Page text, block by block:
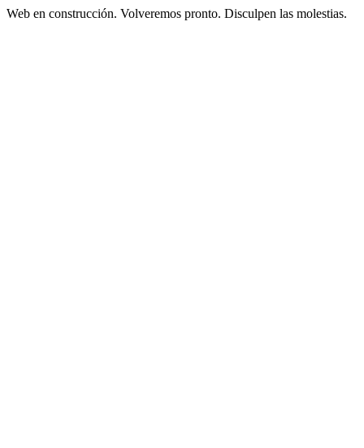
Web en construcción. Volveremos pronto. Disculpen las molestias.